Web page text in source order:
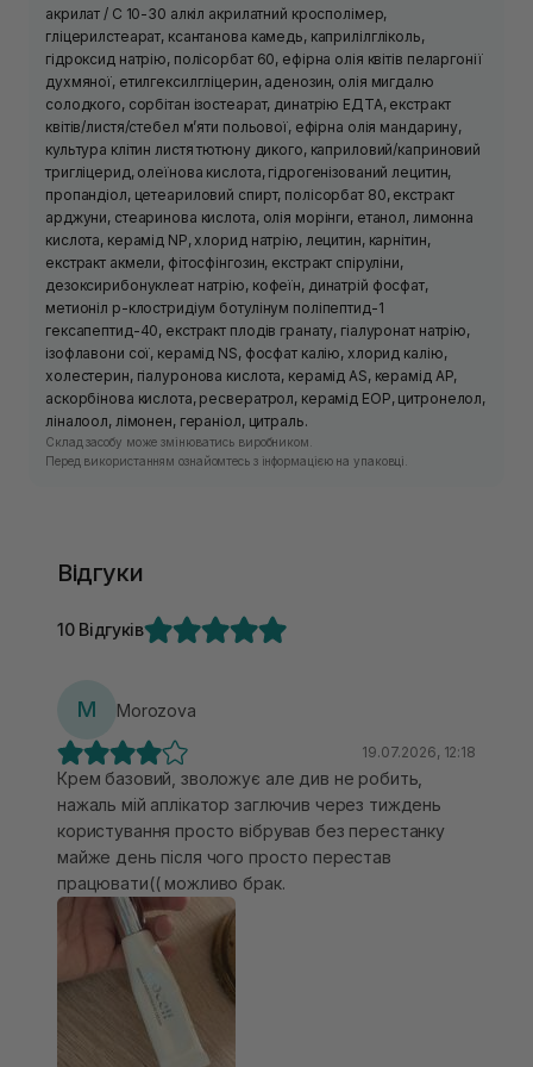
акрилат / C 10-30 алкіл акрилатний кросполімер,
гліцерилстеарат, ксантанова камедь, каприлілгліколь,
гідроксид натрію, полісорбат 60, ефірна олія квітів пеларгонії
духмяної, етилгексилгліцерин, аденозин, олія мигдалю
солодкого, сорбітан ізостеарат, динатрію ЕДТА, екстракт
квітів/листя/стебел м’яти польової, ефірна олія мандарину,
культура клітин листя тютюну дикого, каприловий/каприновий
тригліцерид, олеїнова кислота, гідрогенізований лецитин,
пропандіол, цетеариловий спирт, полісорбат 80, екстракт
арджуни, стеаринова кислота, олія морінги, етанол, лимонна
кислота, керамід NP, хлорид натрію, лецитин, карнітин,
екстракт акмели, фітосфінгозин, екстракт спіруліни,
дезоксирибонуклеат натрію, кофеїн, динатрій фосфат,
метионіл р-клостридіум ботулінум поліпептид-1
гексапептид-40, екстракт плодів гранату, гіалуронат натрію,
ізофлавони сої, керамід NS, фосфат калію, хлорид калію,
холестерин, гіалуронова кислота, керамід AS, керамід AP,
аскорбінова кислота, ресвератрол, керамід EOP, цитронелол,
ліналоол, лімонен, гераніол, цитраль.
Склад засобу може змінюватись виробником.
Перед використанням ознайомтесь з інформацією на упаковці.
Відгуки
10 Відгуків
M Morozova
19.07.2026, 12:18
Крем базовий, зволожує але див не робить,
нажаль мій аплікатор заглючив через тиждень
користування просто вібрував без перестанку
майже день після чого просто перестав
працювати(( можливо брак.